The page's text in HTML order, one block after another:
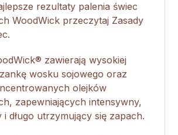
rezultaty palenia świec
WoodWick przeczytaj Zasady
zawierają wysokiej
wosku sojowego oraz
olejków
zapewniających intensywny,
długo utrzymujący się zapach.